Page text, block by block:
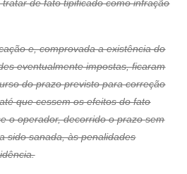
de fato tipificado como infração
e, comprovada a existência do
eventualmente impostas, ficaram
do prazo previsto para correção
que cessem os efeitos do fato
o operador, decorrido o prazo sem
sido sanada, às penalidades